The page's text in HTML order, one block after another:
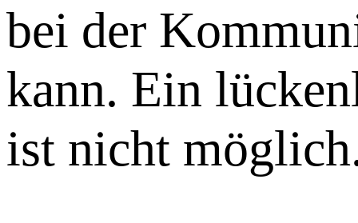
bei der
kann. Ein
ist nicht